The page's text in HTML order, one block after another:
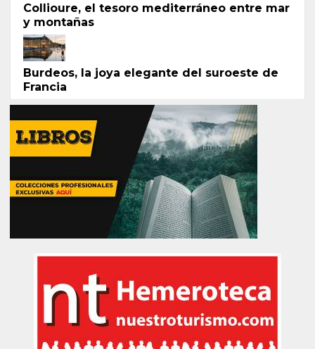
Collioure, el tesoro mediterráneo entre mar
y montañas
Burdeos, la joya elegante del suroeste de
Francia